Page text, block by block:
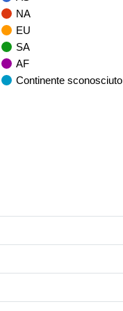
NA
EU
SA
AF
Continente sconosciuto